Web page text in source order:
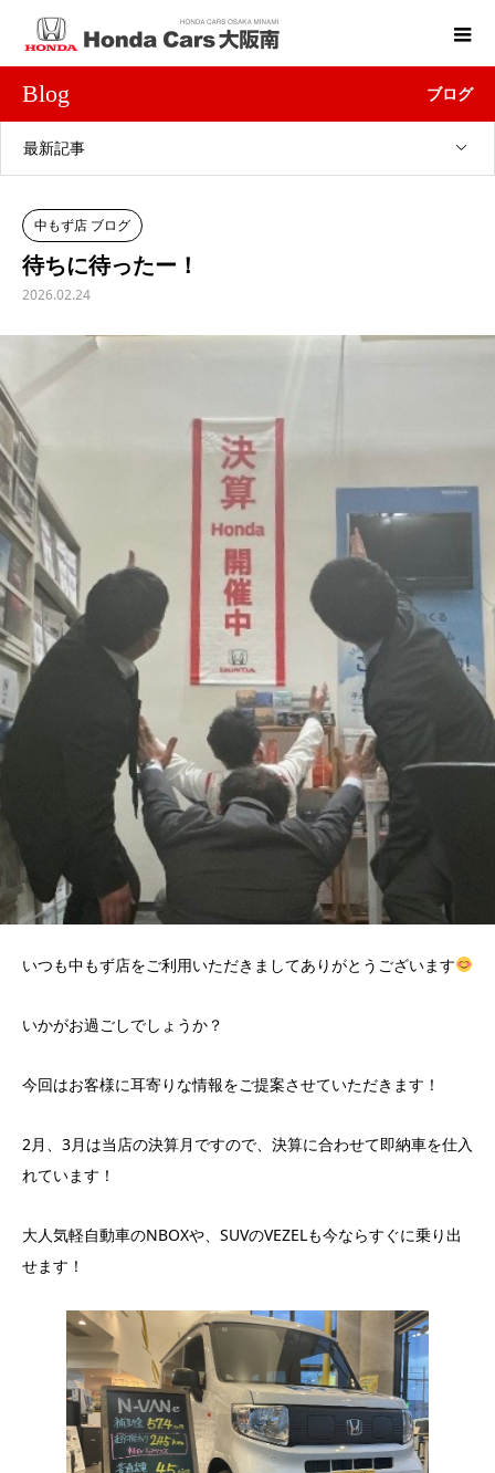
Blog ブログ
最新記事
中もず店 ブログ
待ちに待ったー！
2026.02.24
いつも中もず店をご利用いただきましてありがとうございます
いかがお過ごしでしょうか？
今回はお客様に耳寄りな情報をご提案させていただきます！
2月、3月は当店の決算月ですので、決算に合わせて即納車を仕入
れています！
大人気軽自動車のNBOXや、SUVのVEZELも今ならすぐに乗り出
せます！